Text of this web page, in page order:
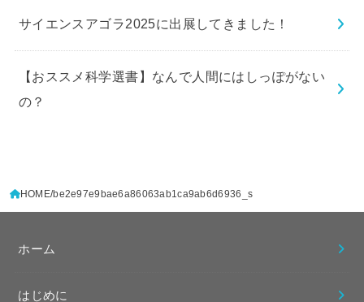
サイエンスアゴラ2025に出展してきました！
【おススメ科学選書】なんで人間にはしっぽがない
の？
HOME be2e97e9bae6a86063ab1ca9ab6d6936_s
ホーム
はじめに